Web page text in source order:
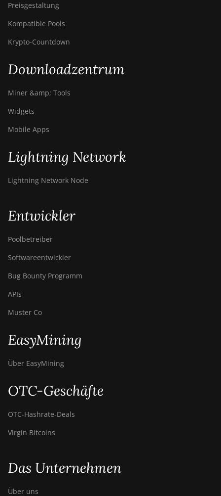
Preisgestaltung
Kompatible Pools
Krypto-Countdown
Downloadzentrum
Miner &amp; Tools
Widgets
Mobile Apps
Lightning Network
Lightning Network Node
Entwickler
Poolbetreiber
Softwareentwickler
Bug Bounty Programm
APIs
Muster Co
EasyMining
Über EasyMining
OTC-Geschäfte
OTC‑Hashrate‑Deals
Virgin Bitcoins
Das Unternehmen
Über uns